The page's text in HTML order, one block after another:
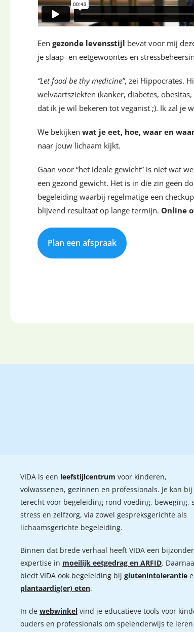
Een gezonde levensstijl bevat voor mij
je slaap- en eetgewoontes en
“Let food be thy medicine”, zei Hippocrates.
welvaartsziekten (kanker, diabetes,
dat ik je wil bekeren tot veganist ;). Ik zal je
We bekijken wat je eet, hoe, waar en
naar jouw lichaam kijkt.
Gaan voor “het ideale gewicht” is niet wat
een gezond gewicht. Het is in die zin geen
begeleiding waarbij regelmatige een
blijvend resultaat op lange termijn. Online
Plan een afspraak
VIDA is een leefstijlcentrum voor kinderen,
volwassenen, gezinnen en professionals. Je kan bij
terecht voor begeleiding rond voeding, beweging,
stress en zelfzorg, via zowel gespreksgerichte als
lichaamsgerichte begeleiding.
Binnen dat brede verhaal heeft VIDA een
expertise in moeilijk eetgedrag en ARFID.
biedt VIDA ook begeleiding bij glutenintolerantie
plantaardig(er) eten.
In de webwinkel vind je educatieve tools voor
ouders en professionals om spelenderwijs te leren